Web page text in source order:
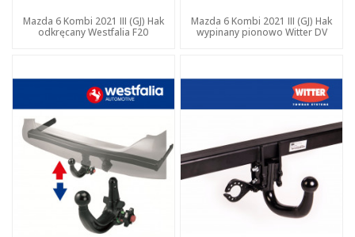
Mazda 6 Kombi 2021 III (GJ) Hak
odkręcany Westfalia F20
Mazda 6 Kombi 2021 III (GJ) Hak
wypinany pionowo Witter DV